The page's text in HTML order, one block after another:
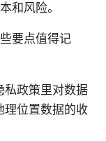
和风险。
要点值得记
私政策里对数据
理位置数据的收